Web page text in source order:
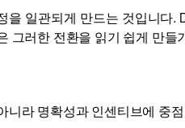
일관되게 만드는 것입니다
그러한 전환을 읽기 쉽게 만들
니라 명확성과 인센티브에 중